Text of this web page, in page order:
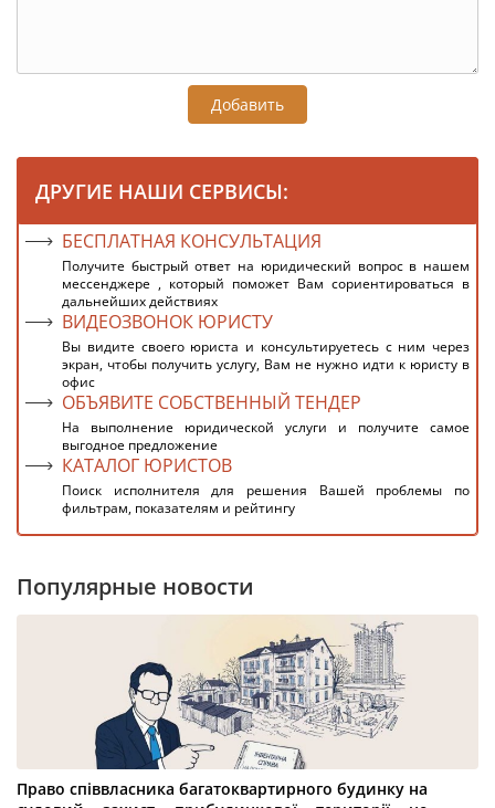
Добавить
ДРУГИЕ НАШИ СЕРВИСЫ:
БЕСПЛАТНАЯ КОНСУЛЬТАЦИЯ
Получите быстрый ответ на юридический вопрос в нашем
мессенджере , который поможет Вам сориентироваться в
дальнейших действиях
ВИДЕОЗВОНОК ЮРИСТУ
Вы видите своего юриста и консультируетесь с ним через
экран, чтобы получить услугу, Вам не нужно идти к юристу в
офис
ОБЪЯВИТЕ СОБСТВЕННЫЙ ТЕНДЕР
На выполнение юридической услуги и получите самое
выгодное предложение
КАТАЛОГ ЮРИСТОВ
Поиск исполнителя для решения Вашей проблемы по
фильтрам, показателям и рейтингу
Популярные новости
Право співвласника багатоквартирного будинку на